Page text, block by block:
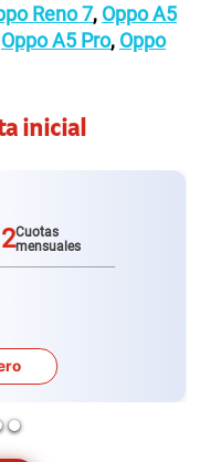
Reno 7, Oppo A5
Oppo A5 Pro, Oppo
inicial
15 pro plus
inicial12mensuales
Lo quiero